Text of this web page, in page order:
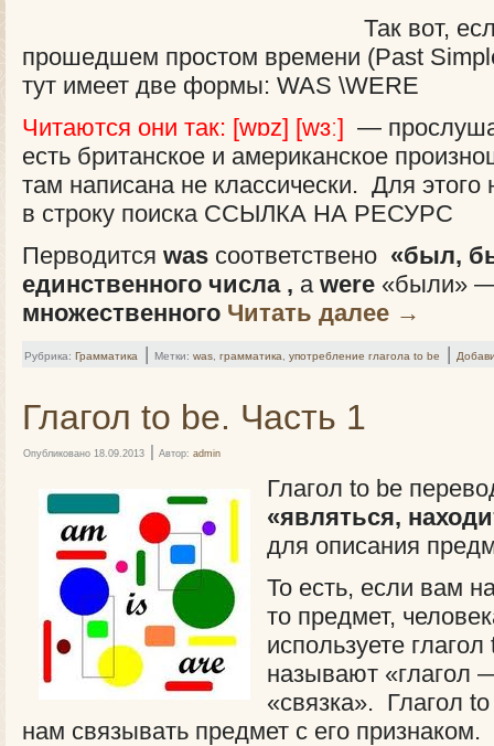
Так вот,
прошедшем простом времени (Past
тут имеет две формы: WAS \WERE
Читаются они так: [wɒz] [wɜː] —
есть британское и американское
там написана не классически. Для этого
в строку поиска ССЫЛКА НА РЕСУРС
Перводится was соответствено «был,
единственного числа , а were «были»
множественного Читать далее →
Рубрика: Грамматика | Метки: was грамматика употребление глагола to be |
Глагол to be. Часть 1
Опубликовано 18.09.2013 | Автор: admin
Глагол to be
«являться,
для описания
То есть, если вам
то предмет,
используете
называют «глагол
«связка». Глагол
нам связывать предмет с его признаком.